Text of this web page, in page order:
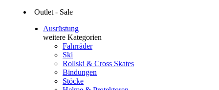
Outlet - Sale
Ausrüstung
weitere Kategorien
Fahrräder
Ski
Rollski & Cross Skates
Bindungen
Stöcke